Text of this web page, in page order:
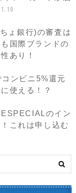
ょ銀行)の審査は
国際ブランドの
あり！
ンビニ5%還元
使える！？
のイン
これは申し込む